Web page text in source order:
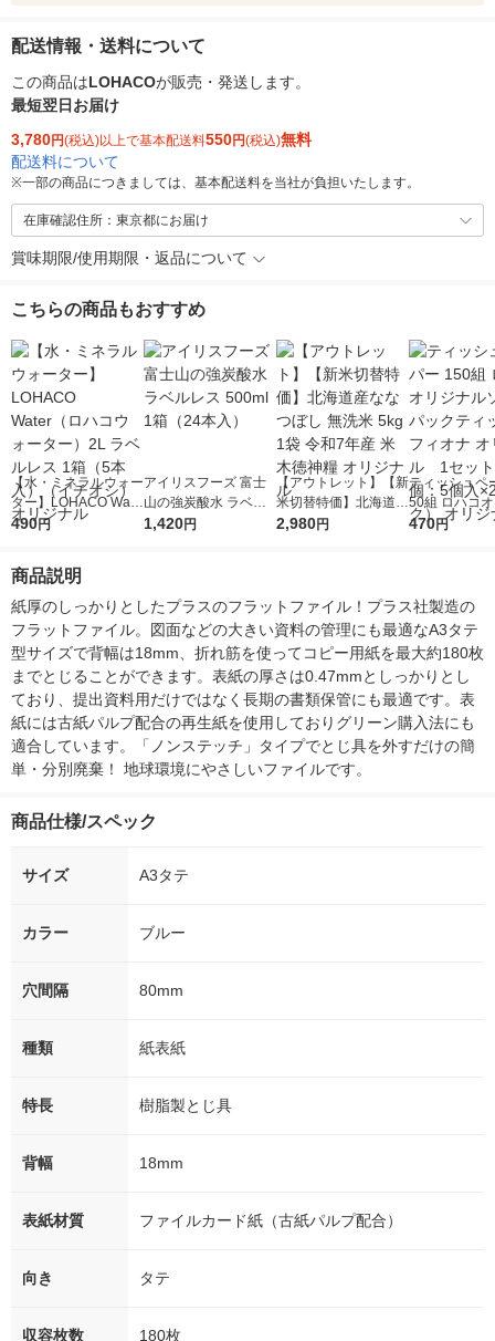
配送情報・送料について
この商品はLOHACOが販売・発送します。
最短翌日お届け
3,780円(税込)以上で基本配送料550円(税込)無料
配送料について
※一部の商品につきましては、基本配送料を当社が負担いたします。
在庫確認住所：東京都にお届け
賞味期限/使用期限・返品について
こちらの商品もおすすめ
【水・ミネラルウォー
ター】LOHACO Wate
r（ロハコウォータ
シ） オリジナル
490円
アイリスフーズ 富士
山の強炭酸水 ラベル
レス 500ml 1箱（24
1,420円
【アウトレット】【新
米切替特価】北海道産
ななつぼし 無洗米 5k
2,980円
ティッシュペ
50組 ロハコ
ルソフトパッ
オリジナル
470円
商品説明
紙厚のしっかりとしたプラスのフラットファイル！プラス社製造の
フラットファイル。図面などの大きい資料の管理にも最適なA3タテ
型サイズで背幅は18mm、折れ筋を使ってコピー用紙を最大約180枚
までとじることができます。表紙の厚さは0.47mmとしっかりとし
ており、提出資料用だけではなく長期の書類保管にも最適です。表
紙には古紙パルプ配合の再生紙を使用しておりグリーン購入法にも
適合しています。「ノンステッチ」タイプでとじ具を外すだけの簡
単・分別廃棄！ 地球環境にやさしいファイルです。
商品仕様/スペック
サイズ A3タテ
カラー ブルー
穴間隔 80mm
種類 紙表紙
特長 樹脂製とじ具
背幅 18mm
表紙材質 ファイルカード紙（古紙パルプ配合）
向き タテ
収容枚数 180枚